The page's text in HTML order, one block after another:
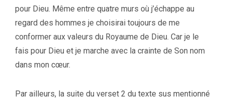
pour Dieu. Même entre quatre murs où j’échappe au
regard des hommes je choisirai toujours de me
conformer aux valeurs du Royaume de Dieu. Car je le
fais pour Dieu et je marche avec la crainte de Son nom
dans mon cœur.
Par ailleurs, la suite du verset 2 du texte sus mentionné